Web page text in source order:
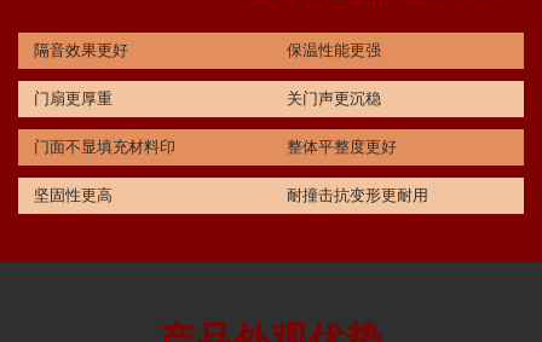
隔音效果更好 保温性能更强
门扇更厚重 关门声更沉稳
门面不显填充材料印 整体平整度更好
坚固性更高 耐撞击抗变形更耐用